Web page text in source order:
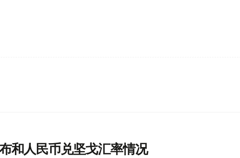
和人民币兑坚戈汇率情况